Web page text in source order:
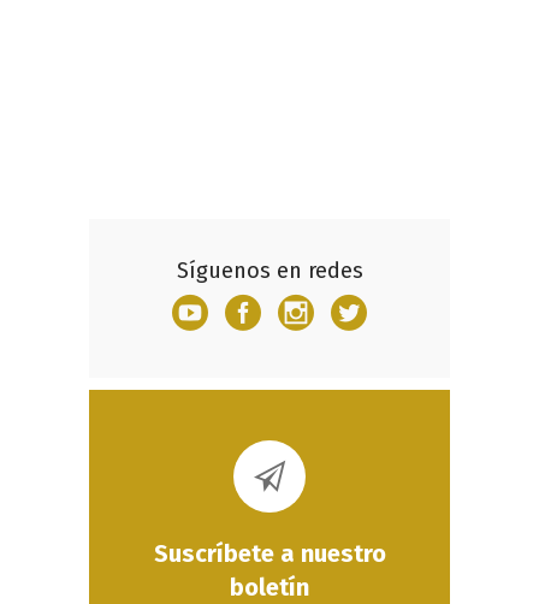
Síguenos en redes
Suscríbete a nuestro
boletín